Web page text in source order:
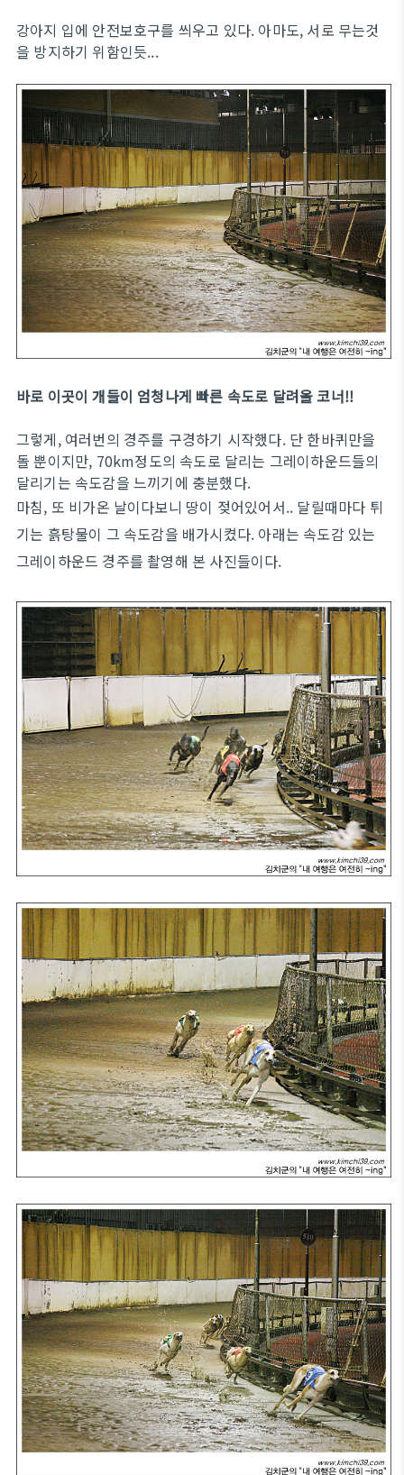
강아지 입에 안전보호구를 씌우고 있다. 아마도, 서로 무는것
을 방지하기 위함인듯...
바로 이곳이 개들이 엄청나게 빠른 속도로 달려올 코너!!
그렇게, 여러번의 경주를 구경하기 시작했다. 단 한바퀴만을
돌 뿐이지만, 70km정도의 속도로 달리는 그레이하운드들의
달리기는 속도감을 느끼기에 충분했다.
마침, 또 비가온 날이다보니 땅이 젖어있어서.. 달릴때마다 튀
기는 흙탕물이 그 속도감을 배가시켰다. 아래는 속도감 있는
그레이하운드 경주를 촬영해 본 사진들이다.